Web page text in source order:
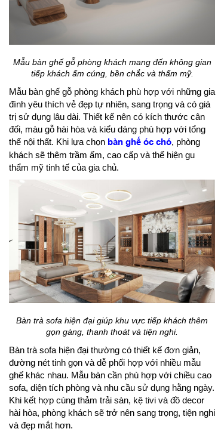
Mẫu bàn ghế gỗ phòng khách mang đến không gian
tiếp khách ấm cúng, bền chắc và thẩm mỹ.
Mẫu bàn ghế gỗ phòng khách phù hợp với những gia
đình yêu thích vẻ đẹp tự nhiên, sang trọng và có giá
trị sử dụng lâu dài. Thiết kế nên có kích thước cân
đối, màu gỗ hài hòa và kiểu dáng phù hợp với tổng
thể nội thất. Khi lựa chọn bàn ghế óc chó, phòng
khách sẽ thêm trầm ấm, cao cấp và thể hiện gu
thẩm mỹ tinh tế của gia chủ.
Bàn trà sofa hiện đại giúp khu vực tiếp khách thêm
gọn gàng, thanh thoát và tiện nghi.
Bàn trà sofa hiện đại thường có thiết kế đơn giản,
đường nét tinh gọn và dễ phối hợp với nhiều mẫu
ghế khác nhau. Mẫu bàn cần phù hợp với chiều cao
sofa, diện tích phòng và nhu cầu sử dụng hằng ngày.
Khi kết hợp cùng thảm trải sàn, kệ tivi và đồ decor
hài hòa, phòng khách sẽ trở nên sang trọng, tiện nghi
và đẹp mắt hơn.